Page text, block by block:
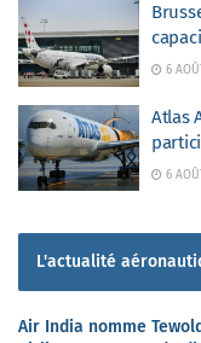
6
Atlas
6
L'actualité
Air India nomme